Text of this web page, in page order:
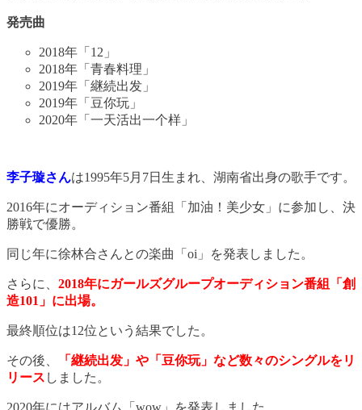
発売曲
2018年「12」
2018年「青春料理」
2019年「継続出发」
2019年「豆你玩」
2020年「一天活出一个样」
李子璇さんは1995年5月7日生まれ、湖南省出身の歌手です。
2016年にオーディション番組「加油！美少女」に参加し、決
勝戦で優勝。
同じ年に徐林合さんとの楽曲「oi」を発表しました。
さらに、 2018年にガールズグループオーディション番組「創
造101」に出場。
最終順位は12位という結果でした。
その後、
「継続出发」や「豆你玩」など数々のシングルをリ
リース しました。
2020年にはアルバム「wow」を発表しました。